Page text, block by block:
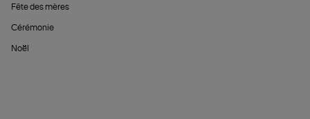
Fête des mères
Cérémonie
Noël